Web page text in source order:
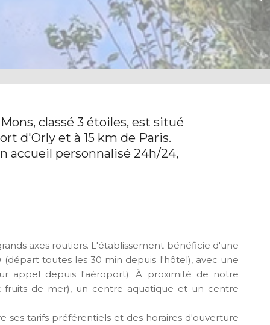
classé 3 étoiles, est situé
d'Orly et à 15 km de Paris.
accueil personnalisé 24h/24,
axes routiers. L'établissement bénéficie d'une
toutes les 30 min depuis l'hôtel), avec une
appel depuis l'aéroport). À proximité de notre
fruits de mer), un centre aquatique et un centre
tarifs préférentiels et des horaires d'ouverture